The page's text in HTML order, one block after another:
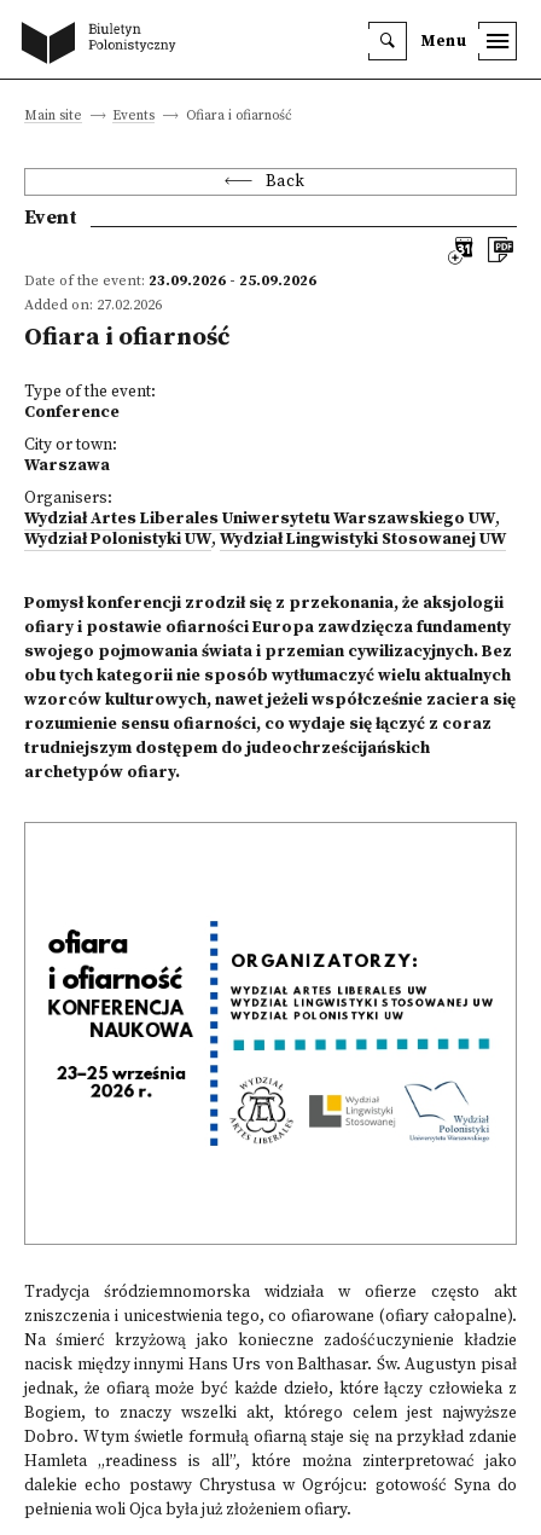
Menu
Main site Events Ofiara i ofiarność
Back
Event
Date of the event: 23.09.2026 - 25.09.2026
Added on: 27.02.2026
Ofiara i ofiarność
Type of the event:
Conference
City or town:
Warszawa
Organisers:
Wydział Artes Liberales Uniwersytetu Warszawskiego UW,
Wydział Polonistyki UW, Wydział Lingwistyki Stosowanej UW
Pomysł konferencji zrodził się z przekonania, że aksjologii
ofiary i postawie ofiarności Europa zawdzięcza fundamenty
swojego pojmowania świata i przemian cywilizacyjnych. Bez
obu tych kategorii nie sposób wytłumaczyć wielu aktualnych
wzorców kulturowych, nawet jeżeli współcześnie zaciera się
rozumienie sensu ofiarności, co wydaje się łączyć z coraz
trudniejszym dostępem do judeochrześcijańskich
archetypów ofiary.
Tradycja śródziemnomorska widziała w ofierze często akt
zniszczenia i unicestwienia tego, co ofiarowane (ofiary całopalne).
Na śmierć krzyżową jako konieczne zadośćuczynienie kładzie
nacisk między innymi Hans Urs von Balthasar. Św. Augustyn pisał
jednak, że ofiarą może być każde dzieło, które łączy człowieka z
Bogiem, to znaczy wszelki akt, którego celem jest najwyższe
Dobro. W tym świetle formułą ofiarną staje się na przykład zdanie
Hamleta „readiness is all”, które można zinterpretować jako
dalekie echo postawy Chrystusa w Ogrójcu: gotowość Syna do
pełnienia woli Ojca była już złożeniem ofiary.